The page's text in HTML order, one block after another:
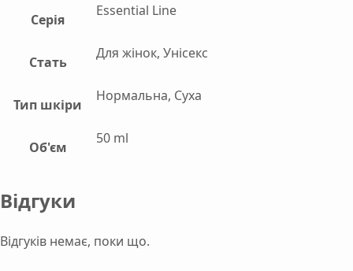
Серія
Essential Line
Стать
Для жінок, Унісекс
Тип шкіри
Нормальна, Суха
Об'єм
50 ml
Відгуки
Відгуків немає, поки що.